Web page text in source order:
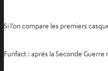
Si l’on compare les premiers
Funfact : aprés la Seconde